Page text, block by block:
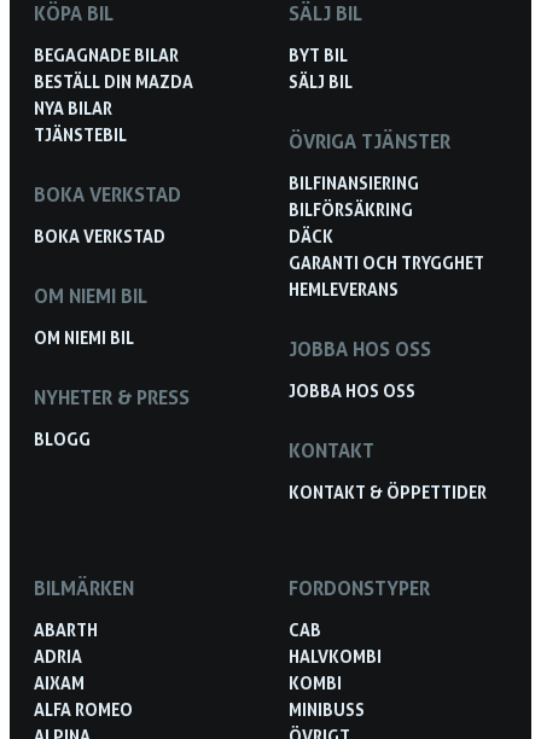
KÖPA BIL
BEGAGNADE BILAR
BESTÄLL DIN MAZDA
NYA BILAR
TJÄNSTEBIL
BOKA VERKSTAD
BOKA VERKSTAD
OM NIEMI BIL
OM NIEMI BIL
NYHETER & PRESS
BLOGG
SÄLJ BIL
BYT BIL
SÄLJ BIL
ÖVRIGA TJÄNSTER
BILFINANSIERING
BILFÖRSÄKRING
DÄCK
GARANTI OCH TRYGGHET
HEMLEVERANS
JOBBA HOS OSS
JOBBA HOS OSS
KONTAKT
KONTAKT & ÖPPETTIDER
BILMÄRKEN
ABARTH
ADRIA
AIXAM
ALFA ROMEO
FORDONSTYPER
CAB
HALVKOMBI
KOMBI
MINIBUSS